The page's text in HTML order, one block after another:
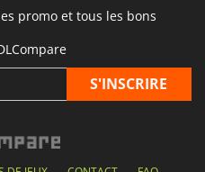
promo et tous les bons